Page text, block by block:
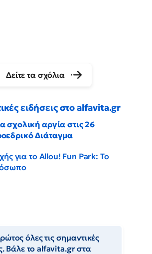
Δείτε τα σχόλια
ειδήσεις στο alfavita.gr
σχολική αργία στις 26
Διάταγμα
για το Allou! Fun Park: Το
όλες τις σημαντικές
Βάλε το alfavita.gr στα